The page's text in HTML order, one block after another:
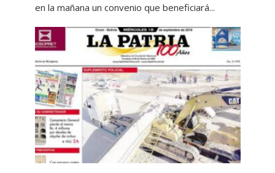
en la mañana un convenio que beneficiará...